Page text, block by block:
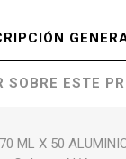
SOBRE ESTE
ML X 50